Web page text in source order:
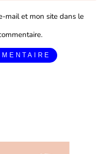
mail et mon site dans le